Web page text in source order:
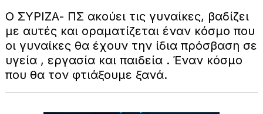
Ο ΣΥΡΙΖΑ- ΠΣ ακούει τις γυναίκες, βαδίζει
με αυτές και οραματίζεται έναν κόσμο που
οι γυναίκες θα έχουν την ίδια πρόσβαση σε
υγεία , εργασία και παιδεία . Έναν κόσμο
που θα τον φτιάξουμε ξανά.